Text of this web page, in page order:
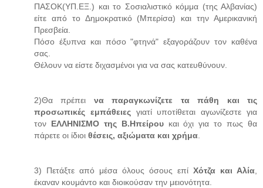
ΠΑΣΟΚ(ΥΠ.ΕΞ.) και το Σοσιαλιστικό κόμμα (της Αλβανίας)
είτε από το Δημοκρατικό (Μπερίσα) και την Αμερικανική
Πρεσβεία.
Πόσο έξυπνα και πόσο "φτηνά" εξαγοράζουν τον καθένα
σας.
Θέλουν να είστε διχασμένοι για να σας κατευθύνουν.
2)Θα πρέπει να παραγκωνίζετε τα πάθη και τις
προσωπικές εμπάθειεςγιατί υποτίθεται αγωνίζεστε για
τον ΕΛΛΗΝΙΣΜΟ της Β.Ηπείρουκαι όχι για το πως θα
πάρετε οι ίδιοι θέσεις, αξιώματα και χρήμα
3) Πετάξτε από μέσα όλους όσους επί Χότζα και Αλία
έκαναν κουμάντο και διοικούσαν την μειονότητα.